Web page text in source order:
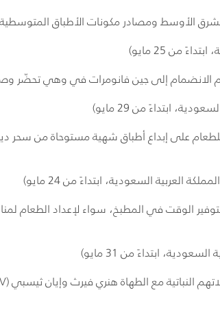
الأوسط ومصادر مكونات الأطباق
الانضمام إلى جين فانومرات في وهي تحضّر
على إبداع أطباق شهية مستوحاة من
الوقت في المطبخ، سواء لإعداد الطعام
النباتية مع الطهاة هنري فيرث وإيان ثيسبي (